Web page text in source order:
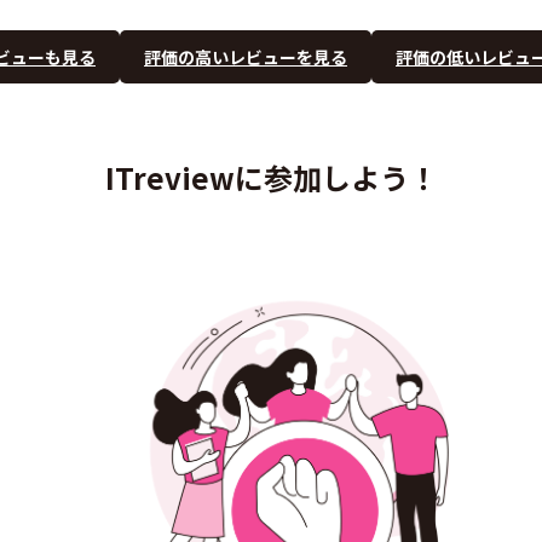
ューも見る 評価の高いレビューを見る 評価の低いレビュ
ITreviewに参加しよう！